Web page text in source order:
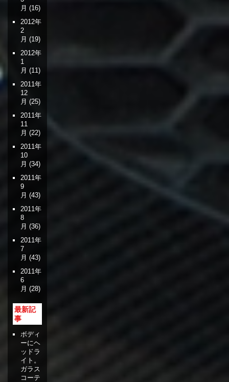
月 (16)
2012年
2
月 (19)
2012年
1
月 (11)
2011年
12
月 (25)
2011年
11
月 (22)
2011年
10
月 (34)
2011年
9
月 (43)
2011年
8
月 (36)
2011年
7
月 (43)
2011年
6
月 (28)
最新記
事
ボディ
ーにヘ
ッドラ
イト。
ガラス
コーテ